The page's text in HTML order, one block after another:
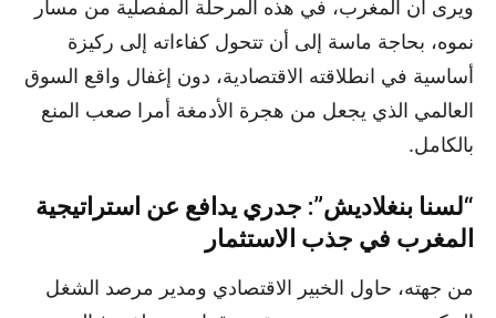
ويرى أن المغرب، في هذه المرحلة المفصلية من مسار
نموه، بحاجة ماسة إلى أن تتحول كفاءاته إلى ركيزة
أساسية في انطلاقته الاقتصادية، دون إغفال واقع السوق
العالمي الذي يجعل من هجرة الأدمغة أمرا صعب المنع
بالكامل.
“لسنا بنغلاديش”: جدري يدافع عن استراتيجية
المغرب في جذب الاستثمار
من جهته، حاول الخبير الاقتصادي ومدير مرصد الشغل